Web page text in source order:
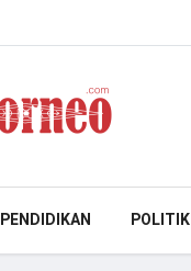
PENDIDIKAN POLITIK